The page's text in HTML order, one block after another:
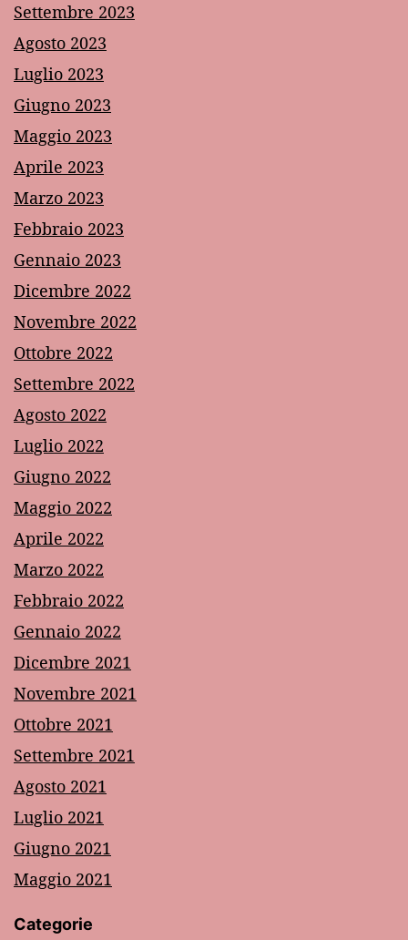
Settembre 2023
Agosto 2023
Luglio 2023
Giugno 2023
Maggio 2023
Aprile 2023
Marzo 2023
Febbraio 2023
Gennaio 2023
Dicembre 2022
Novembre 2022
Ottobre 2022
Settembre 2022
Agosto 2022
Luglio 2022
Giugno 2022
Maggio 2022
Aprile 2022
Marzo 2022
Febbraio 2022
Gennaio 2022
Dicembre 2021
Novembre 2021
Ottobre 2021
Settembre 2021
Agosto 2021
Luglio 2021
Giugno 2021
Maggio 2021
Categorie